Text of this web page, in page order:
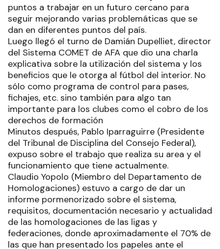
puntos a trabajar en un futuro cercano para
seguir mejorando varias problemáticas que se
dan en diferentes puntos del país.
Luego llegó el turno de Damián Dupelliet, director
del Sistema COMET de AFA que dio una charla
explicativa sobre la utilización del sistema y los
beneficios que le otorga al fútbol del interior. No
sólo como programa de control para pases,
fichajes, etc. sino también para algo tan
importante para los clubes como el cobro de los
derechos de formación
Minutos después, Pablo Iparraguirre (Presidente
del Tribunal de Disciplina del Consejo Federal),
expuso sobre el trabajo que realiza su area y el
funcionamiento que tiene actualmente.
Claudio Yopolo (Miembro del Departamento de
Homologaciones) estuvo a cargo de dar un
informe pormenorizado sobre el sistema,
requisitos, documentación necesario y actualidad
de las homologaciones de las ligas y
federaciones, donde aproximadamente el 70% de
las que han presentado los papeles ante el